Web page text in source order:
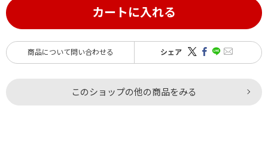
カートに入れる
商品について問い合わせる シェア
このショップの他の商品をみる